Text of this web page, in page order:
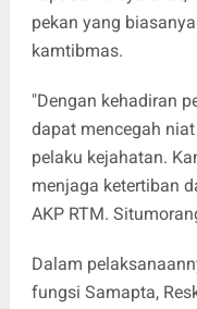
pekan yang
kamtibmas.
"Dengan kehadiran
dapat mencegah
pelaku kejahatan.
menjaga ketertiban
AKP RTM.
Dalam
fungsi Samapta,